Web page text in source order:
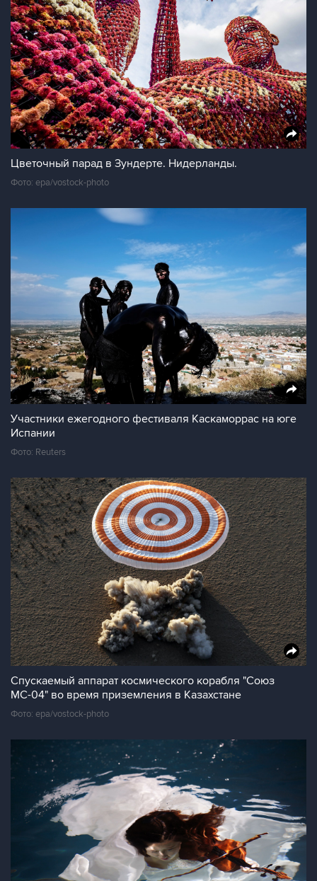
Цветочный парад в Зундерте. Нидерланды.
Фото: epa/vostock-photo
Участники ежегодного фестиваля Каскаморрас на юге
Испании
Фото: Reuters
Спускаемый аппарат космического корабля "Союз
МС-04" во время приземления в Казахстане
Фото: epa/vostock-photo